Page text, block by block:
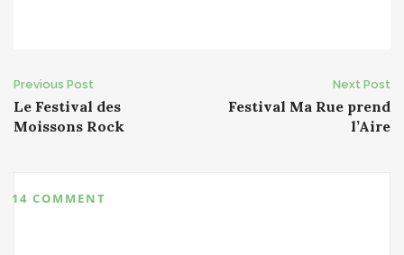
Post
navigation
Previous Post
Le Festival des
Moissons Rock
Next Post
Festival Ma Rue prend
l’Aire
14 COMMENT